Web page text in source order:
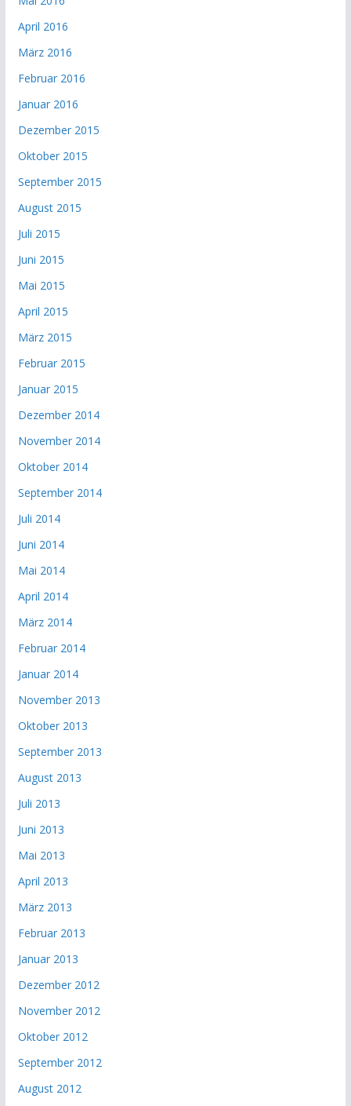
April 2016
März 2016
Februar 2016
Januar 2016
Dezember 2015
Oktober 2015
September 2015
August 2015
Juli 2015
Juni 2015
Mai 2015
April 2015
März 2015
Februar 2015
Januar 2015
Dezember 2014
November 2014
Oktober 2014
September 2014
Juli 2014
Juni 2014
Mai 2014
April 2014
März 2014
Februar 2014
Januar 2014
November 2013
Oktober 2013
September 2013
August 2013
Juli 2013
Juni 2013
Mai 2013
April 2013
März 2013
Februar 2013
Januar 2013
Dezember 2012
November 2012
Oktober 2012
September 2012
August 2012